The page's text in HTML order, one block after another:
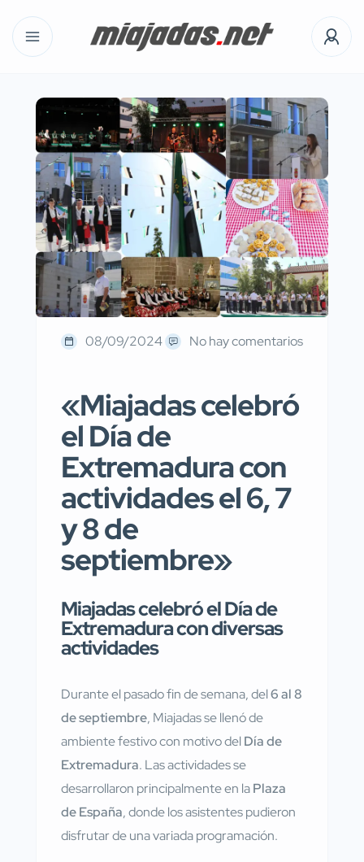
08/09/2024 No hay comentarios
«Miajadas celebró
el Día de
Extremadura con
actividades el 6, 7
y 8 de
septiembre»
Miajadas celebró el Día de
Extremadura con diversas
actividades
Durante el pasado fin de semana, del6 al 8
de septiembre, Miajadas se llenó de
ambiente festivo con motivo delDía de
Extremadura. Las actividades se
desarrollaron principalmente en laPlaza
de España, donde los asistentes pudieron
disfrutar de una variada programación.